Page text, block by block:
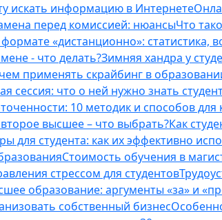
искать информацию в Интернете
перед комиссией: нюансыЧто
«дистанционно»: статистика,
- что делать?Зимняя хандра у
применять скрайбинг в
сессия: что о ней нужно знать
10 методик и способов
высшее – что выбрать?Как
для студента: как их эффективно
Стоимость обучения в
стрессом для студентов
образование: аргументы «за» и
собственный бизнес